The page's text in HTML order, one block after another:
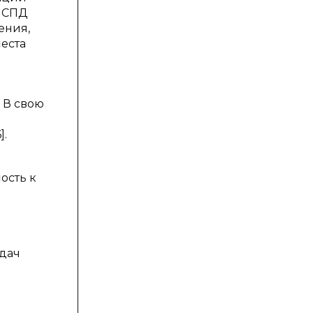
СПД
В свою
к